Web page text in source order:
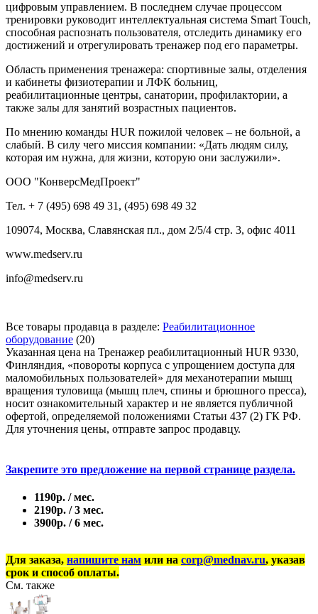
цифровым управлением. В последнем случае процессом
тренировки руководит интеллектуальная система Smart Touch,
способная распознать пользователя, отследить динамику его
достижений и отрегулировать тренажер под его параметры.
Область применения тренажера: спортивные залы, отделения
и кабинеты физиотерапии и ЛФК больниц,
реабилитационные центры, санатории, профилактории, а
также залы для занятий возрастных пациентов.
По мнению команды HUR пожилой человек – не больной, а
слабый. В силу чего миссия компании: «Дать людям силу,
которая им нужна, для жизни, которую они заслужили».
ООО "КонверсМедПроект"
Тел. + 7 (495) 698 49 31, (495) 698 49 32
109074, Москва, Славянская пл., дом 2/5/4 стр. 3, офис 4011
www.medserv.ru
info@medserv.ru
Все товары продавца в разделе: Реабилитационное
оборудование (20)
Указанная цена на Тренажер реабилитационный HUR 9330,
Финляндия, «повороты корпуса с упрощением доступа для
маломобильных пользователей» для механотерапии мышц
вращения туловища (мышц плеч, спины и брюшного пресса),
носит ознакомительный характер и не является публичной
офертой, определяемой положениями Статьи 437 (2) ГК РФ.
Для уточнения цены, отправте запрос продавцу.
Закрепите это предложение на первой странице раздела.
1190р. / мес.
2190р. / 3 мес.
3900р. / 6 мес.
Для заказа, напишите нам или на corp@mednav.ru, указав
срок и способ оплаты.
См. также